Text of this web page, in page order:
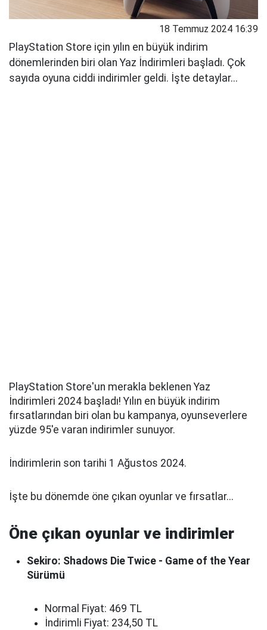
18 Temmuz 2024 16:39
PlayStation Store için yılın en büyük indirim
dönemlerinden biri olan Yaz İndirimleri başladı. Çok
sayıda oyuna ciddi indirimler geldi. İşte detaylar...
PlayStation Store'un merakla beklenen Yaz
İndirimleri 2024 başladı! Yılın en büyük indirim
fırsatlarından biri olan bu kampanya, oyunseverlere
yüzde 95'e varan indirimler sunuyor.
İndirimlerin son tarihi 1 Ağustos 2024.
İşte bu dönemde öne çıkan oyunlar ve fırsatlar...
Öne çıkan oyunlar ve indirimler
Sekiro: Shadows Die Twice - Game of the Year
Sürümü
Normal Fiyat: 469 TL
İndirimli Fiyat: 234,50 TL